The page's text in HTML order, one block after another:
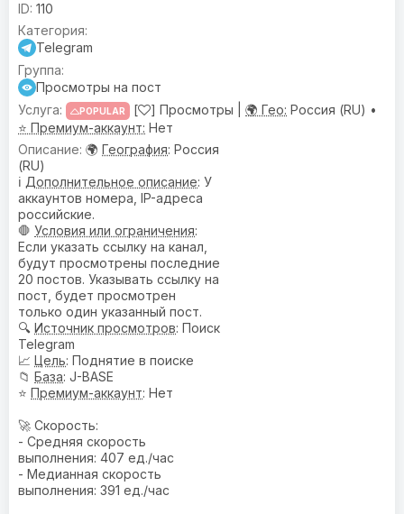
110
Telegram
Просмотры на пост
POPULAR [ ] Просмотры | 🌍 Гео: Россия (RU) •
⭐ Премиум-аккаунт: Нет
🌍 География: Россия
(RU)
ℹ️ Дополнительное описание: У
аккаунтов номера, IP-адреса
российские.
🛑 Условия или ограничения:
Если указать ссылку на канал,
будут просмотрены последние
20 постов. Указывать ссылку на
пост, будет просмотрен
только один указанный пост.
🔍 Источник просмотров: Поиск
Telegram
📈 Цель: Поднятие в поиске
📁 База: J-BASE
⭐ Премиум-аккаунт: Нет
🚀 Скорость:
- Средняя скорость
выполнения: 407 ед./час
- Медианная скорость
выполнения: 391 ед./час